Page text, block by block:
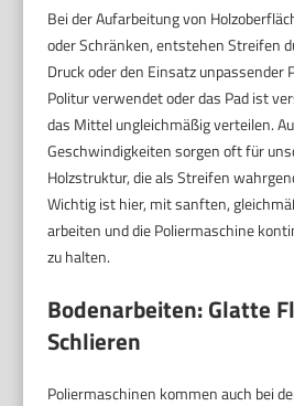
Bei der Aufarbeitung von
oder Schränken, entstehen Streifen
Druck oder den Einsatz unpassender
Politur verwendet oder das Pad ist
das Mittel ungleichmäßig verteilen.
Geschwindigkeiten sorgen oft für
Holzstruktur, die als Streifen
Wichtig ist hier, mit sanften,
arbeiten und die Poliermaschine
zu halten.
Bodenarbeiten: Glatte
Schlieren
Poliermaschinen kommen auch bei